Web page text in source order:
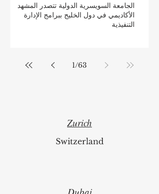
الجامعة السويسرية الدولية تتصدر المشهد
الأكاديمي في دول الخليج ببرامج الإدارة
التنفيذية
1/63
Zurich
Switzerland